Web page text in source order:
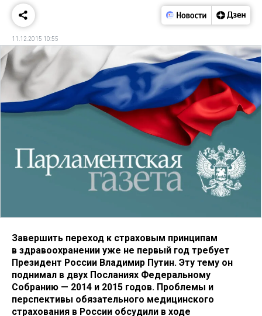
11.12.2015 10:55
Завершить переход к страховым принципам
в здравоохранении уже не первый год требует
Президент России Владимир Путин. Эту тему он
поднимал в двух Посланиях Федеральному
Собранию — 2014 и 2015 годов. Проблемы и
перспективы обязательного медицинского
страхования в России обсудили в ходе